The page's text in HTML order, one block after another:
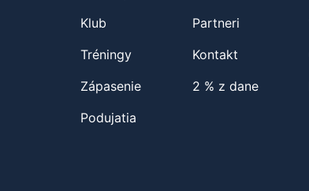
Klub
Tréningy
Zápasenie
Podujatia
Partneri
Kontakt
2 % z dane